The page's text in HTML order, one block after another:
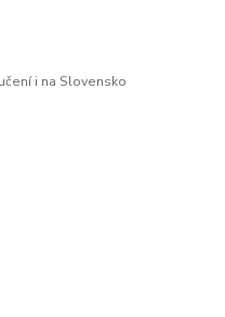
i na Slovensko